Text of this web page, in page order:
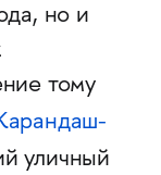
но и
тому
уличный